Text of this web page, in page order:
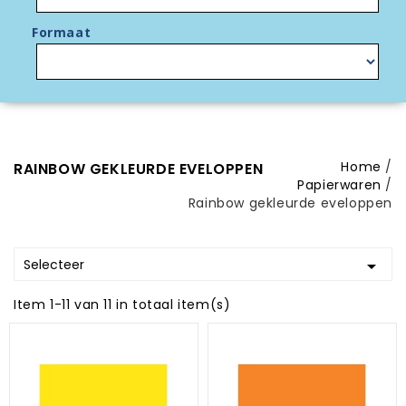
Formaat
RAINBOW GEKLEURDE EVELOPPEN
Home
Papierwaren
Rainbow gekleurde eveloppen
Selecteer 
Item 1-11 van 11 in totaal item(s)